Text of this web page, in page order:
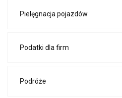
Pielęgnacja pojazdów
Podatki dla firm
Podróże